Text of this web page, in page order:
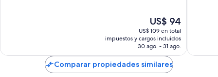
El
precio
actual
es
de
US$ 94
US$ 94
US$ 109 en total
impuestos y cargos incluidos
30 ago. - 31 ago.
Comparar propiedades similares